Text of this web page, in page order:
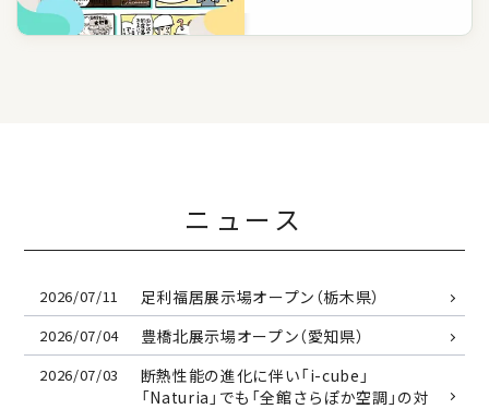
ニュース
2026/07/11 足利福居展示場オープン（栃木県）
2026/07/04 豊橋北展示場オープン（愛知県）
2026/07/03
断熱性能の進化に伴い「i-cube」
「Naturia」でも「全館さらぽか空調」の対